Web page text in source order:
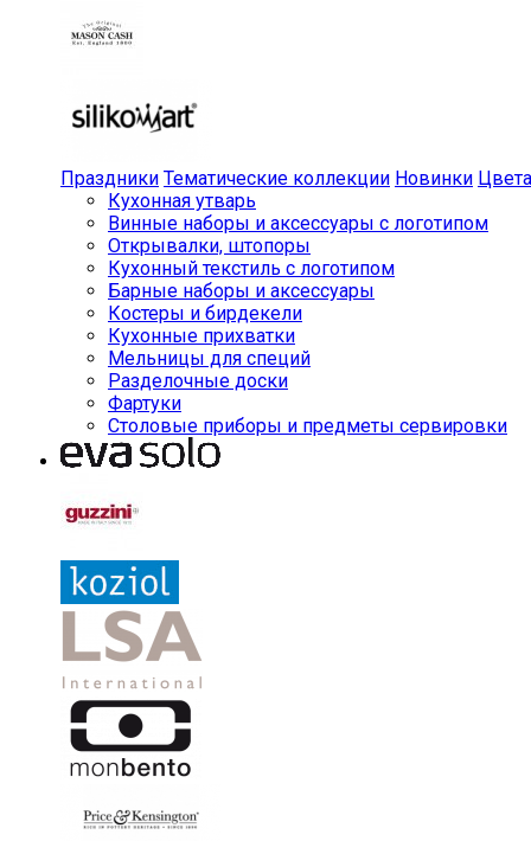
Праздники Тематические коллекции Новинки Цвета
Кухонная утварь
Винные наборы и аксессуары с логотипом
Открывалки, штопоры
Кухонный текстиль с логотипом
Барные наборы и аксессуары
Костеры и бирдекели
Кухонные прихватки
Мельницы для специй
Разделочные доски
Фартуки
Столовые приборы и предметы сервировки